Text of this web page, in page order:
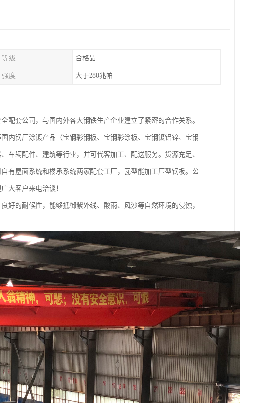
等级 合格品
强度 大于280兆帕
配套公司，与国内外各大钢铁生产企业建立了紧密的合作关系。
内钢厂涂镀产品（宝钢彩钢板、宝钢彩涂板、宝钢镀铝锌、宝钢
车辆配件、建筑等行业，并可代客加工、配送服务。货源充足、
有屋面系统和楼承系统两家配套工厂，瓦型能加工压型钢板。公
大客户来电洽谈！
好的耐候性，能够抵御紫外线、酸雨、风沙等自然环境的侵蚀，